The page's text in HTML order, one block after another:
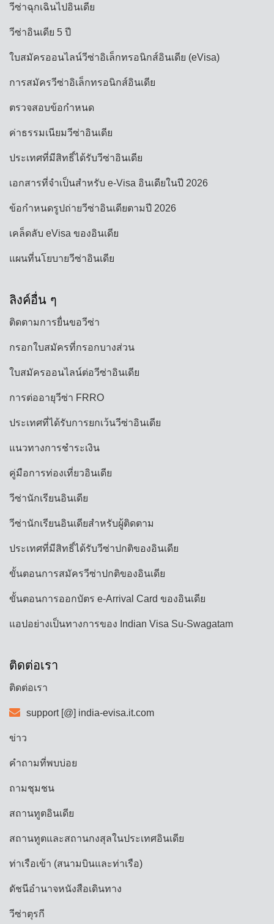
วีซ่าฉุกเฉินไปอินเดีย
วีซ่าอินเดีย 5 ปี
ใบสมัครออนไลน์วีซ่าอิเล็กทรอนิกส์อินเดีย (eVisa)
การสมัครวีซ่าอิเล็กทรอนิกส์อินเดีย
ตรวจสอบข้อกำหนด
ค่าธรรมเนียมวีซ่าอินเดีย
ประเทศที่มีสิทธิ์ได้รับวีซ่าอินเดีย
เอกสารที่จำเป็นสำหรับ e-Visa อินเดียในปี 2026
ข้อกำหนดรูปถ่ายวีซ่าอินเดียตามปี 2026
เคล็ดลับ eVisa ของอินเดีย
แผนที่นโยบายวีซ่าอินเดีย
ลิงค์อื่น ๆ
ติดตามการยื่นขอวีซ่า
กรอกใบสมัครที่กรอกบางส่วน
ใบสมัครออนไลน์ต่อวีซ่าอินเดีย
การต่ออายุวีซ่า FRRO
ประเทศที่ได้รับการยกเว้นวีซ่าอินเดีย
แนวทางการชำระเงิน
คู่มือการท่องเที่ยวอินเดีย
วีซ่านักเรียนอินเดีย
วีซ่านักเรียนอินเดียสำหรับผู้ติดตาม
ประเทศที่มีสิทธิ์ได้รับวีซ่าปกติของอินเดีย
ขั้นตอนการสมัครวีซ่าปกติของอินเดีย
ขั้นตอนการออกบัตร e-Arrival Card ของอินเดีย
แอปอย่างเป็นทางการของ Indian Visa Su-Swagatam
ติดต่อเรา
ติดต่อเรา
support [@] india-evisa.it.com
ข่าว
คำถามที่พบบ่อย
ถามชุมชน
สถานทูตอินเดีย
สถานทูตและสถานกงสุลในประเทศอินเดีย
ท่าเรือเข้า (สนามบินและท่าเรือ)
ดัชนีอำนาจหนังสือเดินทาง
วีซ่าตุรกี